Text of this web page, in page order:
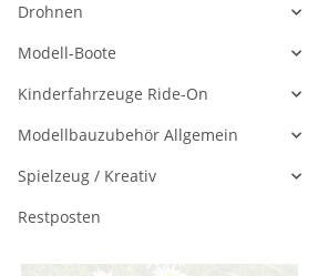
Drohnen
Modell-Boote
Kinderfahrzeuge Ride-On
Modellbauzubehör Allgemein
Spielzeug / Kreativ
Restposten